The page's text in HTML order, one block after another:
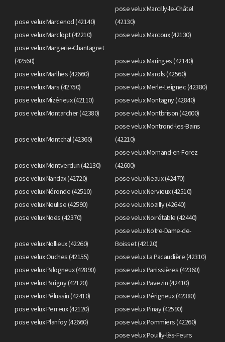
pose velux Marcenod (42140)
pose velux Marcilly-le-Châtel
(42130)
pose velux Marclopt (42210)
pose velux Marcoux (42130)
pose velux Margerie-Chantagret
(42560)
pose velux Maringes (42140)
pose velux Marlhes (42660)
pose velux Marols (42560)
pose velux Mars (42750)
pose velux Merle-Leignec (42380)
pose velux Mizérieux (42110)
pose velux Montagny (42840)
pose velux Montarcher (42380)
pose velux Montbrison (42600)
pose velux Montchal (42360)
pose velux Montrond-les-Bains
(42210)
pose velux Montverdun (42130)
pose velux Mornand-en-Forez
(42600)
pose velux Nandax (42720)
pose velux Neaux (42470)
pose velux Néronde (42510)
pose velux Nervieux (42510)
pose velux Neulise (42590)
pose velux Noailly (42640)
pose velux Noës (42370)
pose velux Noirétable (42440)
pose velux Nollieux (42260)
pose velux Notre-Dame-de-
Boisset (42120)
pose velux Ouches (42155)
pose velux La Pacaudière (42310)
pose velux Palogneux (42890)
pose velux Panissières (42360)
pose velux Parigny (42120)
pose velux Pavezin (42410)
pose velux Pélussin (42410)
pose velux Périgneux (42380)
pose velux Perreux (42120)
pose velux Pinay (42590)
pose velux Planfoy (42660)
pose velux Pommiers (42260)
pose velux Pouilly-lès-Feurs